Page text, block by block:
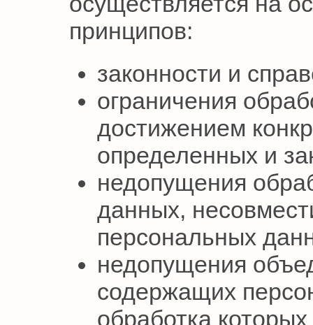
принципов:
законности и
ограничения
достижением
определенных и
недопущения
данных,
персональных
недопущения
содержащих
обработка